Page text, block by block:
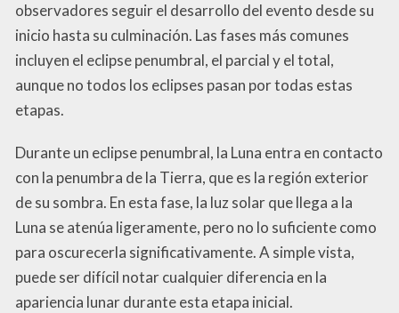
observadores seguir el desarrollo del evento desde su
inicio hasta su culminación. Las fases más comunes
incluyen el eclipse penumbral, el parcial y el total,
aunque no todos los eclipses pasan por todas estas
etapas.
Durante un eclipse penumbral, la Luna entra en contacto
con la penumbra de la Tierra, que es la región exterior
de su sombra. En esta fase, la luz solar que llega a la
Luna se atenúa ligeramente, pero no lo suficiente como
para oscurecerla significativamente. A simple vista,
puede ser difícil notar cualquier diferencia en la
apariencia lunar durante esta etapa inicial.